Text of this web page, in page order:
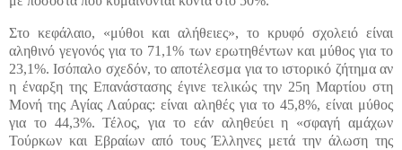
Στο κεφάλαιο, «μύθοι και αλήθειες», το κρυφό σχολειό είναι
αληθινό γεγονός για το 71,1% των ερωτηθέντων και μύθος για το
23,1%. Ισόπαλο σχεδόν, το αποτέλεσμα για το ιστορικό ζήτημα αν
η έναρξη της Επανάστασης έγινε τελικώς την 25η Μαρτίου στη
Μονή της Αγίας Λαύρας: είναι αληθές για το 45,8%, είναι μύθος
για το 44,3%. Τέλος, για το εάν αληθεύει η «σφαγή αμάχων
Τούρκων και Εβραίων από τους Έλληνες μετά την άλωση της